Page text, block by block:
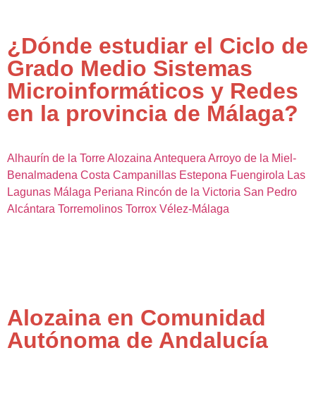
¿Dónde estudiar el Ciclo de
Grado Medio Sistemas
Microinformáticos y Redes
en la provincia de Málaga?
Alhaurín de la TorreAlozaina Antequera Arroyo de la Miel-
Benalmadena Costa Campanillas Estepona Fuengirola Las
Lagunas Málaga Periana Rincón de la Victoria San Pedro
Alcántara Torremolinos Torrox Vélez-Málaga
Alozaina en Comunidad
Autónoma de Andalucía